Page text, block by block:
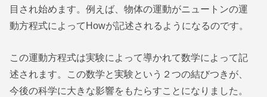
目され始めます。例えば、物体の運動がニュートンの運
動方程式によってHowが記述されるようになるのです。
この運動方程式は実験によって導かれて数学によって記
述されます。この数学と実験という２つの結びつきが、
今後の科学に大きな影響をもたらすことになりました。